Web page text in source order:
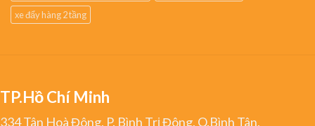
xe đẩy hàng 2 tầng
TP.Hồ Chí Minh
334 Tân Hoà Đông, P. Bình Trị Đông, Q.Bình Tân,